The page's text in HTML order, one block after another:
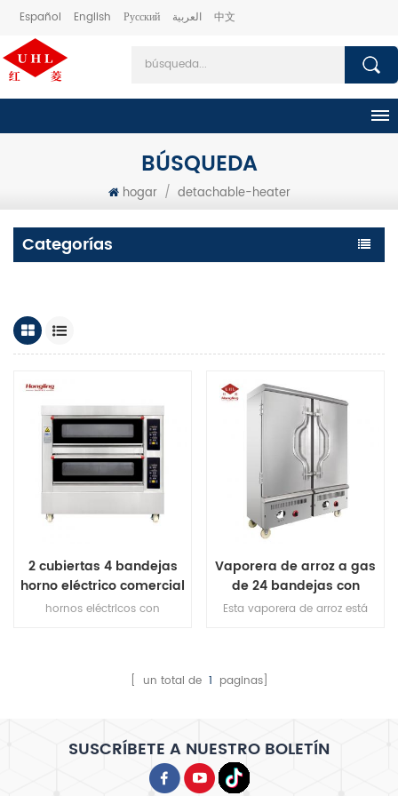
Español English Русский العربية 中文
BÚSQUEDA
hogar / detachable-heater
Categorías
2 cubiertas 4 bandejas
horno eléctrico comercial
para panadería
hornos eléctricos con
contra fugas, Garantía del
Vaporera de arroz a gas
de 24 bandejas con
calentador desmontable
Esta vaporera de arroz está
para 24 bandejas a gas para
[ un total de 1 paginas]
SUSCRÍBETE A NUESTRO BOLETÍN